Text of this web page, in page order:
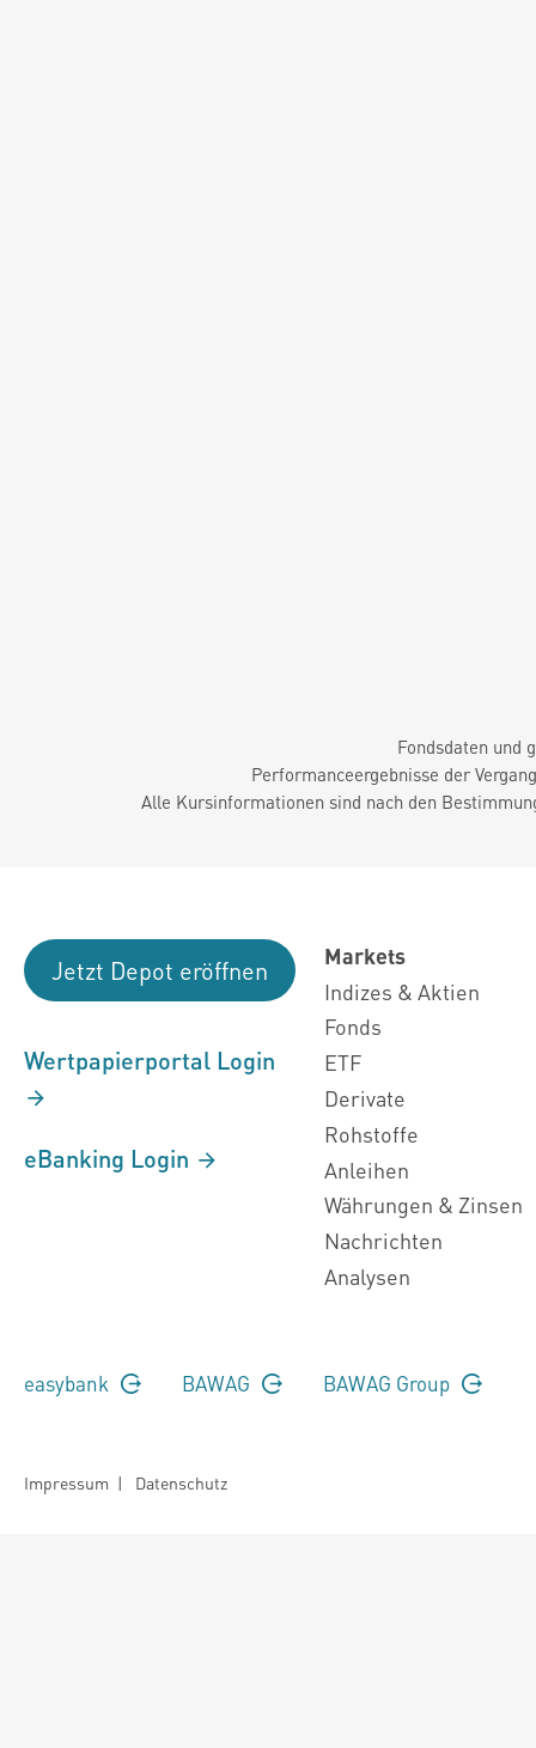
Fondsdaten und
Performanceergebnisse der
Alle Kursinformationen sind nach den
Jetzt Depot eröffnen
Wertpapierportal Login
eBanking Login
Markets
Indizes & Aktien
Fonds
ETF
Derivate
Rohstoffe
Anleihen
Währungen & Zinsen
Nachrichten
Analysen
easybank BAWAG BAWAG Group
Impressum | Datenschutz